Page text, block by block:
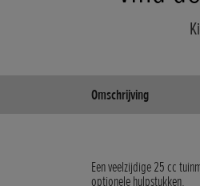
Omschrijving
Een veelzijdige 25 cc
optionele hulpstukken.